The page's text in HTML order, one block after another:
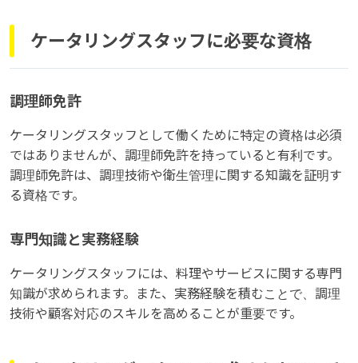
ケータリングスタッフに必要な資格
調理師免許
ケータリングスタッフとして働くために特定の資格は必須
ではありませんが、調理師免許を持っていると有利です。
調理師免許は、調理技術や衛生管理に関する知識を証明す
る資格です。
専門知識と実務経験
ケータリングスタッフには、料理やサービスに関する専門
知識が求められます。また、実務経験を積むことで、調理
技術や顧客対応のスキルを高めることが重要です。